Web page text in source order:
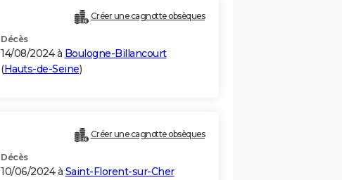
Créer une cagnotte obsèques
Décès
14/08/2024 à Boulogne-Billancourt
(Hauts-de-Seine)
Créer une cagnotte obsèques
Décès
10/06/2024 à Saint-Florent-sur-Cher